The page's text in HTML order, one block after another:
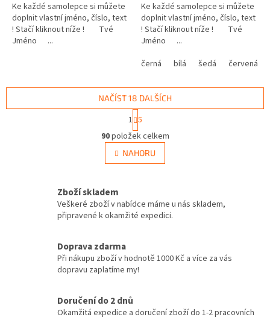
Ke každé samolepce si můžete
doplnit vlastní jméno, číslo, text
! Stačí kliknout níže ! Tvé
Jméno ...
Ke každé samolepce si můžete
doplnit vlastní jméno, číslo, text
! Stačí kliknout níže ! Tvé
Jméno ...
černá
bílá šedá červená
O
v
l
á
c
í
p
k
y
i
NAČÍST 18 DALŠÍCH
t
r
á
n
k
n
í
1 5
90položek celkem
NAHORU
Zboží skladem
Veškeré zboží v nabídce máme u nás skladem,
připravené k okamžité expedici.
Doprava zdarma
Při nákupu zboží v hodnotě 1000 Kč a více za vás
dopravu zaplatíme my!
Doručení do 2 dnů
Okamžitá expedice a doručení zboží do 1-2 pracovních